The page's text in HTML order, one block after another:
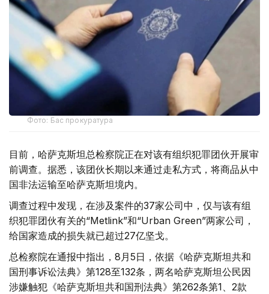
Фото: Бас прокуратура
目前，哈萨克斯坦总检察院正在对该有组织犯罪团伙开展审
前调查。据悉，该团伙长期以来通过走私方式，将商品从中
国非法运输至哈萨克斯坦境内。
调查过程中发现，在涉及案件的37家公司中，仅与该有组
织犯罪团伙有关的“Metlink”和“Urban Green”两家公司，
给国家造成的损失就已超过27亿坚戈。
总检察院在通报中指出，8月5日，依据《哈萨克斯坦共和
国刑事诉讼法典》第128至132条，两名哈萨克斯坦公民因
涉嫌触犯《哈萨克斯坦共和国刑法典》第262条第1、2款